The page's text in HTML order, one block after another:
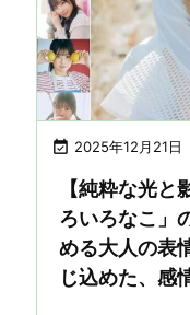
 2025年12月21日
【純粋な光
ろいろなこ」
める大人の表
じ込めた、感